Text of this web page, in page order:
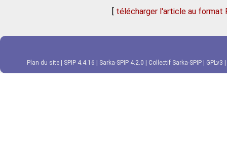
[ télécharger l'article au format
Plan du site SPIP 4.4.16 Sarka-SPIP 4.2.0 Collectif Sarka-SPIP GPLv3